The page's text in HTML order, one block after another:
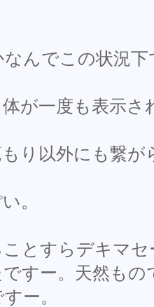
なんでこの状況
が一度も表示
り以外にも繋
。
とすらデキマ
すー。天然も
ー。